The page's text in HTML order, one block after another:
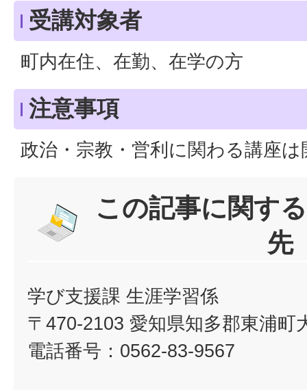
受講対象者
町内在住、在勤、在学の方
注意事項
政治・宗教・営利に関わる講座
この記事に関す
先
学び支援課 生涯学習係
〒470-2103 愛知県知多郡東浦町
電話番号：0562-83-9567